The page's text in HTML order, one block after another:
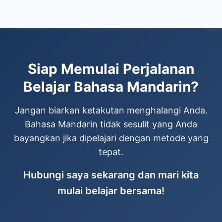
Siap Memulai Perjalanan
Belajar Bahasa Mandarin?
Jangan biarkan ketakutan menghalangi Anda.
Bahasa Mandarin tidak sesulit yang Anda
bayangkan jika dipelajari dengan metode yang
tepat.
Hubungi saya sekarang dan mari kita
mulai belajar bersama!